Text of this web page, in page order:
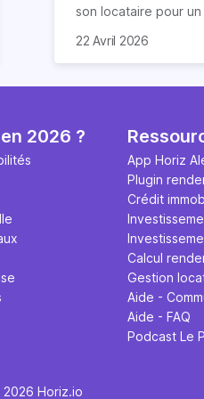
son locataire pour
de nombreuses
Nous vous
sur le contrat de
22 Avril 2026
2026 ?
App Horiz
Plugin
Crédit
Calcul
Gestion
Aide -
Aide - FAQ
Podcast Le
Horiz.io